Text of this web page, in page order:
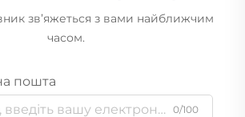
зв’яжеться з вами найближчим
часом.
пошта
0/100